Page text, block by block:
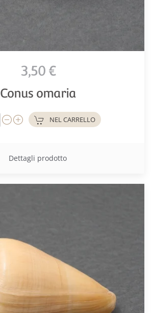
3,50 €
Conus omaria
NEL CARRELLO
Dettagli prodotto